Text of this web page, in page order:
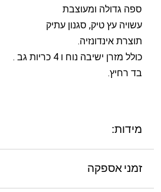
ספה גדולה ומעוצבת
עשויה עץ טיק, סגנון עתיק
תוצרת אינדונזיה.
כולל מזרן ישיבה נוח ו 4 כריות גב .
בד רחיץ.
מידות:
זמני אספקה